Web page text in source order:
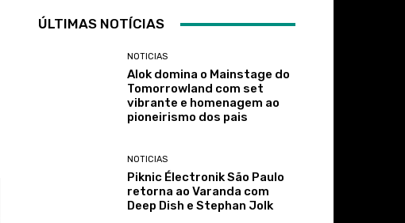
ÚLTIMAS NOTÍCIAS
NOTICIAS
Alok domina o Mainstage do
Tomorrowland com set
vibrante e homenagem ao
pioneirismo dos pais
NOTICIAS
Piknic Électronik São Paulo
retorna ao Varanda com
Deep Dish e Stephan Jolk